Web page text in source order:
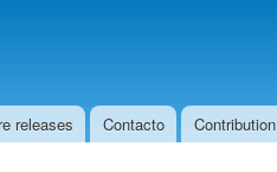
releases Contacto